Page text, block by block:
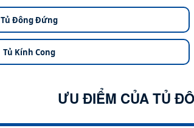
Tủ Đông Đứng
Tủ Kính Cong
ƯU ĐIỂM CỦA TỦ